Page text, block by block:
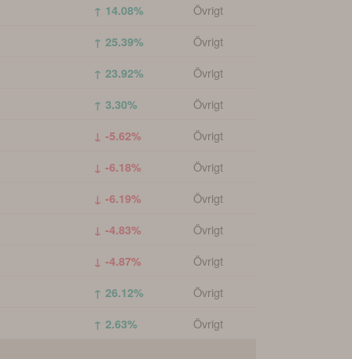
↑ 14.08%
Övrigt
↑ 25.39%
Övrigt
↑ 23.92%
Övrigt
↑ 3.30%
Övrigt
↓ -5.62%
Övrigt
↓ -6.18%
Övrigt
↓ -6.19%
Övrigt
↓ -4.83%
Övrigt
↓ -4.87%
Övrigt
↑ 26.12%
Övrigt
↑ 2.63% Övrigt